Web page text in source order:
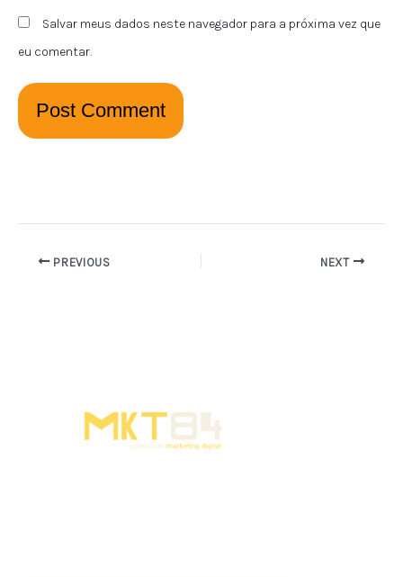
Salvar meus dados neste navegador para a próxima vez que
eu comentar.
PREVIOUS NEXT